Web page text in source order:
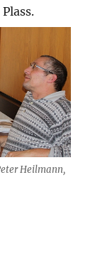
Heilmann,